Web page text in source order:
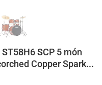
SCP 5 món
Copper Spark...